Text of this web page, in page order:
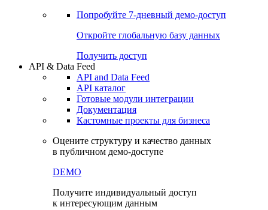
Попробуйте 7-дневный демо-доступ
Откройте глобальную базу данных
Получить доступ
API & Data Feed
API and Data Feed
API каталог
Готовые модули интеграции
Документация
Кастомные проекты для бизнеса
Оцените структуру и качество данных
в публичном демо-доступе
DEMO
Получите индивидуальный доступ
к интересующим данным